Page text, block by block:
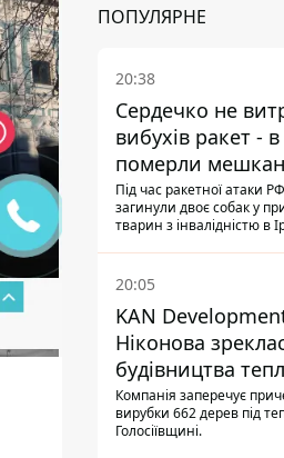
ПОПУЛЯРНЕ
20:38
Сердечко не
вибухів ракет - в
померли
притулку для
інвалідністю
Під час ракетної атаки
загинули двоє собак у
тварин з інвалідністю в
20:05
KAN
Ніконова
будівництва
Теремках
Компанія заперечує
вирубки 662 дерев під
Голосіївщині.